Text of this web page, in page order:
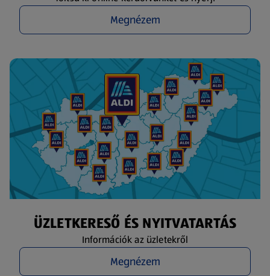
Megnézem
ÜZLETKERESŐ ÉS NYITVATARTÁS
Információk az üzletekről
Megnézem